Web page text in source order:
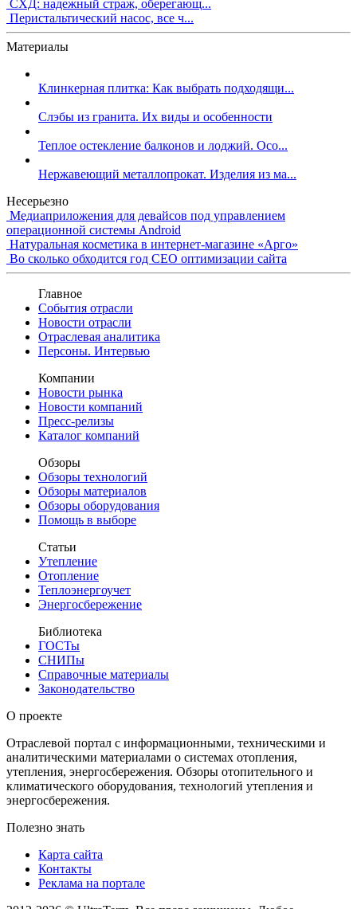
СХД: надежный страж, оберегающ...
Перистальтический насос, все ч...
Материалы
Клинкерная плитка: Как выбрать подходящи...
Слэбы из гранита. Их виды и особенности
Теплое остекление балконов и лоджий. Осо...
Нержавеющий металлопрокат. Изделия из ма...
Несерьезно
Медиаприложения для девайсов под управлением
операционной системы Android
Натуральная косметика в интернет-магазине «Арго»
Во сколько обходится год СЕО оптимизации сайта
Главное
События отрасли
Новости отрасли
Отраслевая аналитика
Персоны. Интервью
Компании
Новости рынка
Новости компаний
Пресс-релизы
Каталог компаний
Обзоры
Обзоры технологий
Обзоры материалов
Обзоры оборудования
Помощь в выборе
Статьи
Утепление
Отопление
Теплоэнергоучет
Энергосбережение
Библиотека
ГОСТы
СНИПы
Справочные материалы
Законодательство
О проекте
Отраслевой портал с информационными, техническими и
аналитическими материалами о системах отопления,
утепления, энергосбережения. Обзоры отопительного и
климатического оборудования, технологий утепления и
энергосбережения.
Полезно знать
Карта сайта
Контакты
Реклама на портале